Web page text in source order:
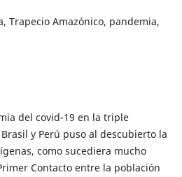
Trapecio Amazónico, pandemia,
del covid-19 en la triple
y Perú puso al descubierto la
como sucediera mucho
Contacto entre la población